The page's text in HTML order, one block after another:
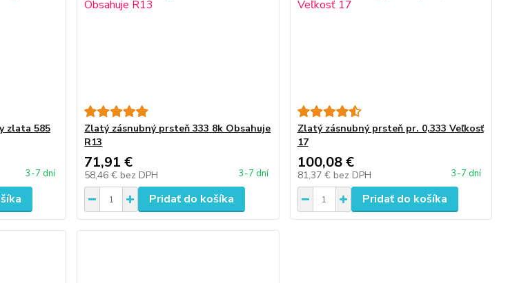
zlata 585
3-7 dní
Zlatý zásnubný prsteň 333 8k Obsahuje
R13
71,91 €
58,46 € bez DPH 3-7 dní
Pridať do košíka
Zlatý zásnubný prsteň pr. 0,333 Veľkosť
17
100,08 €
81,37 € bez DPH 3-7 dní
Pridať do košíka